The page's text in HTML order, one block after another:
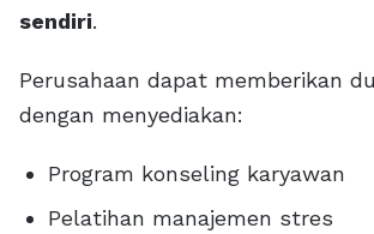
sendiri.
Perusahaan dapat memberikan
dengan menyediakan:
Program konseling karyawan
Pelatihan manajemen stres